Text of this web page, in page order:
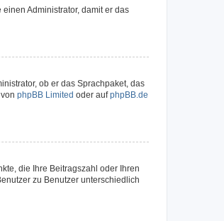
Administrator, damit er das
ob er das Sprachpaket, das
phpBB Limited oder aufphpBB.de
die Ihre Beitragszahl oder Ihren
zu Benutzer unterschiedlich